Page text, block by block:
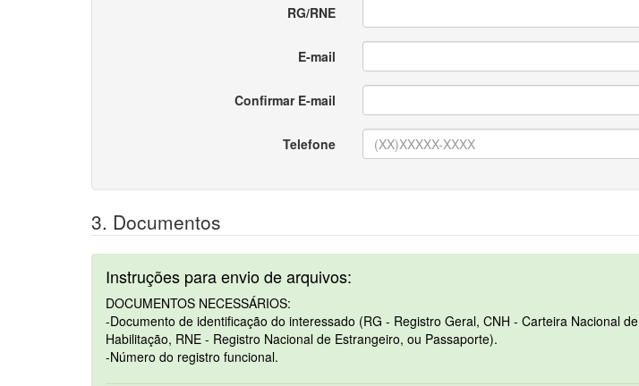
RG/RNE
E-mail
Confirmar E-mail
Telefone
3. Documentos
Instruções para envio de arquivos:
DOCUMENTOS NECESSÁRIOS:
-Documento de identificação do interessado (RG - Registro Geral, CNH - Carteira Nacional de
Habilitação, RNE - Registro Nacional de Estrangeiro, ou Passaporte).
-Número do registro funcional.